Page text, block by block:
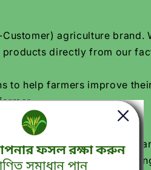
agriculture brand.
directly from our
to help farmers improve
soil and water testing,
Krishi Direct for their